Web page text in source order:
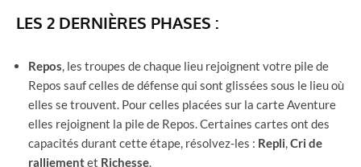
LES 2 DERNIÈRES PHASES :
Repos, les troupes de chaque lieu rejoignent votre pile de
Repos sauf celles de défense qui sont glissées sous le lieu où
elles se trouvent. Pour celles placées sur la carte Aventure
elles rejoignent la pile de Repos. Certaines cartes ont des
capacités durant cette étape, résolvez-les : Repli,Cri de
ralliementet Richesse.